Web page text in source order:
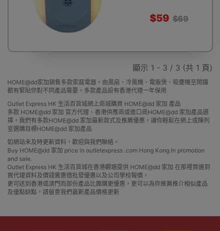
$59 $69
顯示 1 - 3 / 3 (共 1 頁)
HOME@dd家加銷售多款家庭電器，由風扇、冷風機、電飯煲、吸塵機至鬧鐘
都有緊貼你對不同產品需要。多款產品設有香港代理一年保用
Outlet Express HK 生活百貨城網上商城購買 HOME@dd 家加 產品
多款 HOME@dd 家加 官方代理、香港供應商或進口商HOME@dd 家加產品選
擇，我們有多款HOME@dd 家加最新款式及推薦優惠，讓你輕鬆在網上或陳列
室選購目標HOME@dd 家加產品
如網站未及時更新資料，歡迎與我們聯絡。
Buy HOME@dd 家加 price in outletexpress .com Hong Kong.In promotion
and sale.
Outlet Express HK 生活百貨城在香港觀塘提供 HOME@dd 家加 在那裡買邊到
買代理資料及價錢實惠借批發優惠以及公司學校報價，
更可送到香港或澳門而部份產品比團購更優惠，更可以為你推薦推介相似產品
及優點缺點，請留意我們最新產品價格更新